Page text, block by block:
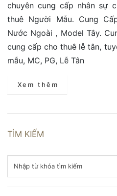
chuyên cung cấp nhân sự
thuê Người Mẫu. Cung
Nước Ngoài , Model Tây.
cung cấp cho thuê lễ tân,
mẫu, MC, PG, Lễ Tân
Xem thêm
TÌM KIẾM